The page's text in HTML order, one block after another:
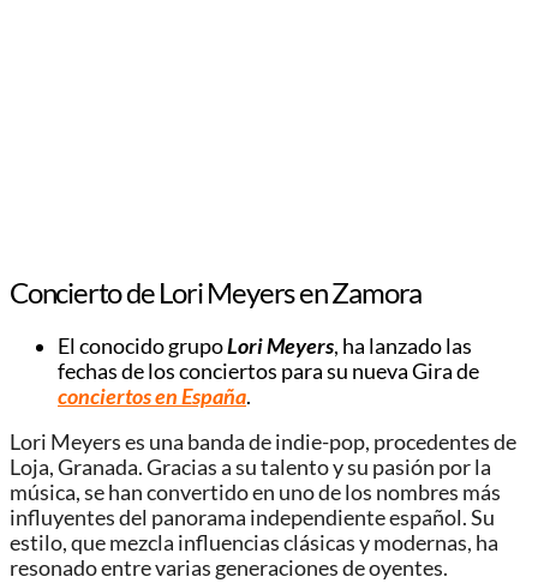
Concierto de Lori Meyers en Zamora
El conocido grupoLori Meyers, ha lanzado las
fechas de los conciertos para su nueva Gira de
conciertos en España.
Lori Meyers es una banda de indie-pop, procedentes de
Loja, Granada. Gracias a su talento y su pasión por la
música, se han convertido en uno de los nombres más
influyentes del panorama independiente español. Su
estilo, que mezcla influencias clásicas y modernas, ha
resonado entre varias generaciones de oyentes.